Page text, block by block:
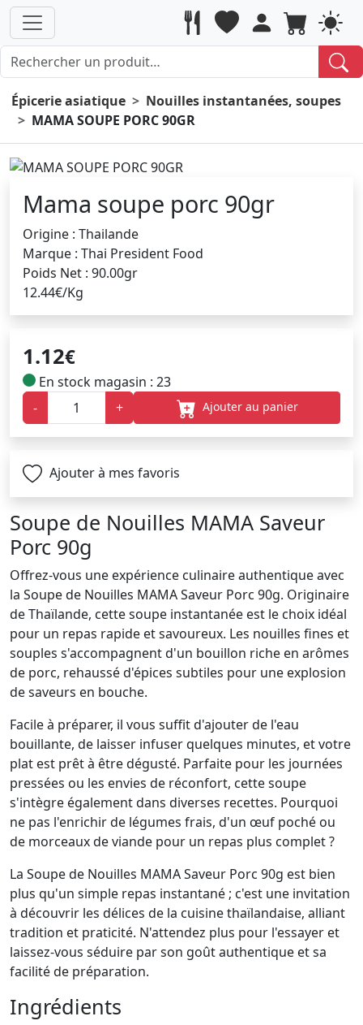
Épicerie asiatique
Nouilles instantanées, soupes
MAMA SOUPE PORC 90GR
Mama soupe porc 90gr
Origine : Thailande
Marque : Thai President Food
Poids Net : 90.00gr
12.44€/Kg
1.12€
En stock magasin : 23
-
+ Ajouter au panier
Ajouter à mes favoris
Soupe de Nouilles MAMA Saveur
Porc 90g
Offrez-vous une expérience culinaire authentique avec
la Soupe de Nouilles MAMA Saveur Porc 90g. Originaire
de Thaïlande, cette soupe instantanée est le choix idéal
pour un repas rapide et savoureux. Les nouilles fines et
souples s'accompagnent d'un bouillon riche en arômes
de porc, rehaussé d'épices subtiles pour une explosion
de saveurs en bouche.
Facile à préparer, il vous suffit d'ajouter de l'eau
bouillante, de laisser infuser quelques minutes, et votre
plat est prêt à être dégusté. Parfaite pour les journées
pressées ou les envies de réconfort, cette soupe
s'intègre également dans diverses recettes. Pourquoi
ne pas l'enrichir de légumes frais, d'un œuf poché ou
de morceaux de viande pour un repas plus complet ?
La Soupe de Nouilles MAMA Saveur Porc 90g est bien
plus qu'un simple repas instantané ; c'est une invitation
à découvrir les délices de la cuisine thaïlandaise, alliant
tradition et praticité. N'attendez plus pour l'essayer et
laissez-vous séduire par son goût authentique et sa
facilité de préparation.
Ingrédients